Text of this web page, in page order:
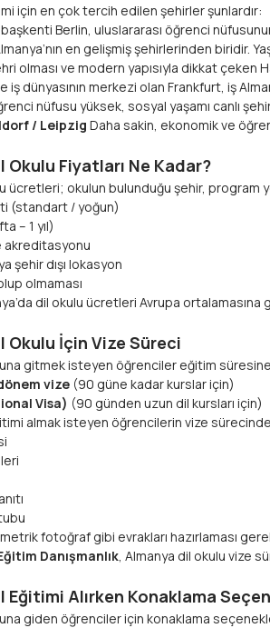
için en çok tercih edilen şehirler şunlardır:
başkenti Berlin, uluslararası öğrenci
en gelişmiş şehirlerinden biridir.
olması ve modern yapısıyla dikkat çeken
iş dünyasının merkezi olan Frankfurt, iş
nüfusu yüksek, sosyal yaşamı canlı
/ Leipzig Daha sakin, ekonomik ve
Okulu Fiyatları Ne Kadar?
ücretleri; okulun bulunduğu şehir,
(standart / yoğun)
– 1 yıl)
akreditasyonu
şehir dışı lokasyon
olmaması
dil okulu ücretleri Avrupa
Okulu İçin Vize Süreci
gitmek isteyen öğrenciler eğitim
vize (90 güne kadar kurslar için)
Visa) (90 günden uzun dil kursları için)
almak isteyen öğrencilerin vize
fotoğraf gibi evrakları hazırlaması
Danışmanlık , Almanya dil okulu vize
Eğitimi Alırken Konaklama
giden öğrenciler için konaklama